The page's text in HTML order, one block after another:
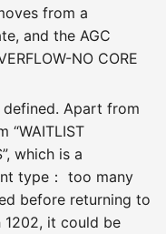
from a
and the AGC
NO CORE
defined. Apart from
“WAITLIST
which is a
type： too many
before returning to
1202, it could be